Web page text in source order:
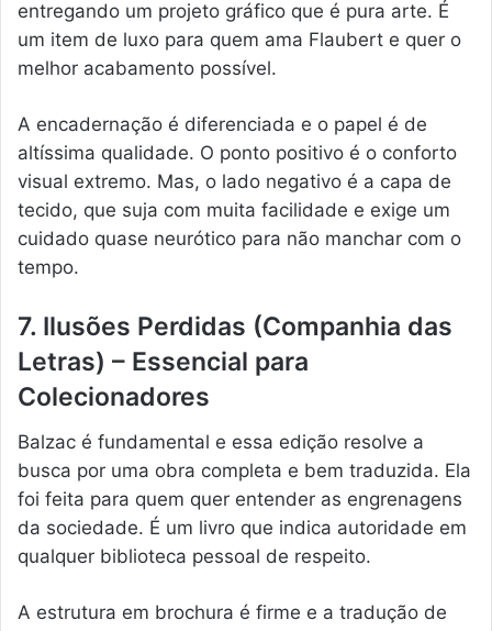
entregando um projeto gráfico que é pura arte. É
um item de luxo para quem ama Flaubert e quer o
melhor acabamento possível.
A encadernação é diferenciada e o papel é de
altíssima qualidade. O ponto positivo é o conforto
visual extremo. Mas, o lado negativo é a capa de
tecido, que suja com muita facilidade e exige um
cuidado quase neurótico para não manchar com o
tempo.
7. Ilusões Perdidas (Companhia das
Letras) – Essencial para
Colecionadores
Balzac é fundamental e essa edição resolve a
busca por uma obra completa e bem traduzida. Ela
foi feita para quem quer entender as engrenagens
da sociedade. É um livro que indica autoridade em
qualquer biblioteca pessoal de respeito.
A estrutura em brochura é firme e a tradução de